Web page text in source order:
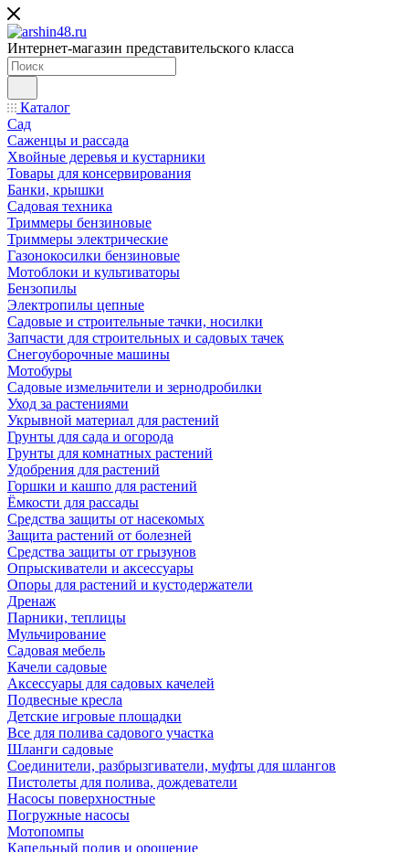
Интернет-магазин представительского класса
Каталог
Сад
Саженцы и рассада
Хвойные деревья и кустарники
Товары для консервирования
Банки, крышки
Садовая техника
Триммеры бензиновые
Триммеры электрические
Газонокосилки бензиновые
Мотоблоки и культиваторы
Бензопилы
Электропилы цепные
Садовые и строительные тачки, носилки
Запчасти для строительных и садовых тачек
Снегоуборочные машины
Мотобуры
Садовые измельчители и зернодробилки
Уход за растениями
Укрывной материал для растений
Грунты для сада и огорода
Грунты для комнатных растений
Удобрения для растений
Горшки и кашпо для растений
Ёмкости для рассады
Средства защиты от насекомых
Защита растений от болезней
Средства защиты от грызунов
Опрыскиватели и аксессуары
Опоры для растений и кустодержатели
Дренаж
Парники, теплицы
Мульчирование
Садовая мебель
Качели садовые
Аксессуары для садовых качелей
Подвесные кресла
Детские игровые площадки
Все для полива садового участка
Шланги садовые
Соединители, разбрызгиватели, муфты для шлангов
Пистолеты для полива, дождеватели
Насосы поверхностные
Погружные насосы
Мотопомпы
Капельный полив и орошение